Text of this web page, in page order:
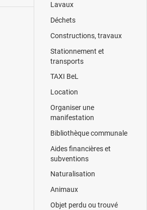
Lavaux
Déchets
Constructions, travaux
Stationnement et
transports
TAXI BeL
Location
Organiser une
manifestation
Bibliothèque communale
Aides financières et
subventions
Naturalisation
Animaux
Objet perdu ou trouvé